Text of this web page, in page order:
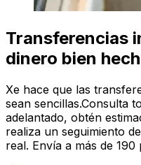
Transferencias
dinero bien
Xe hace que las
sean sencillas.Consulta
adelantado, obtén
realiza un seguimiento
real. Envía a más de 190